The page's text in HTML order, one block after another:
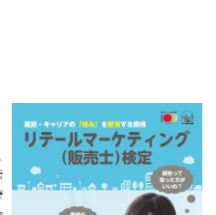
れます。
険事務